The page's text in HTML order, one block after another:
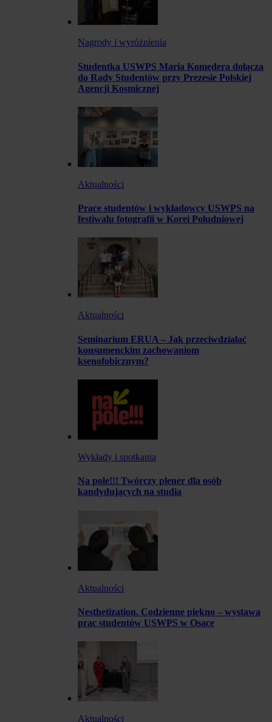
Nagrody i wyróżnienia
Studentka USWPS Maria Komędera dołącza
do Rady Studentów przy Prezesie Polskiej
Agencji Kosmicznej
Aktualności
Prace studentów i wykładowcy USWPS na
festiwalu fotografii w Korei Południowej
Aktualności
Seminarium ERUA – Jak przeciwdziałać
konsumenckim zachowaniom
ksenofobicznym?
Wykłady i spotkania
Na pole!!! Twórczy plener dla osób
kandydujących na studia
Aktualności
Nesthetization. Codzienne piękno – wystawa
prac studentów USWPS w Osace
Aktualności